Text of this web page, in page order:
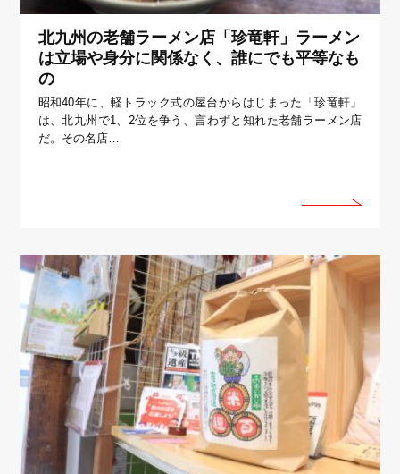
北九州の老舗ラーメン店「珍竜軒」ラーメン
は立場や身分に関係なく、誰にでも平等なも
の
昭和40年に、軽トラック式の屋台からはじまった「珍竜軒」
は、北九州で1、2位を争う、言わずと知れた老舗ラーメン店
だ。その名店…